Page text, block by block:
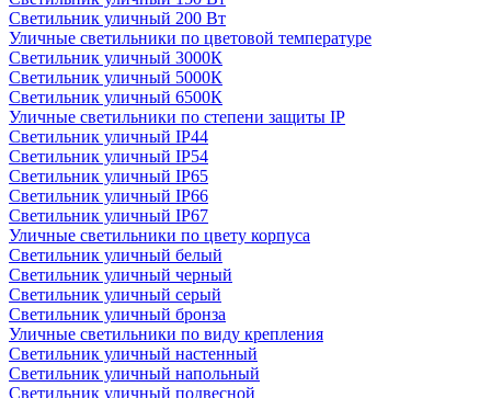
Светильник уличный 200 Вт
Уличные светильники по цветовой температуре
Cветильник уличный 3000К
Cветильник уличный 5000К
Cветильник уличный 6500К
Уличные светильники по степени защиты IP
Светильник уличный IP44
Светильник уличный IP54
Светильник уличный IP65
Светильник уличный IP66
Светильник уличный IP67
Уличные светильники по цвету корпуса
Светильник уличный белый
Светильник уличный черный
Светильник уличный серый
Светильник уличный бронза
Уличные светильники по виду крепления
Светильник уличный настенный
Светильник уличный напольный
Светильник уличный подвесной